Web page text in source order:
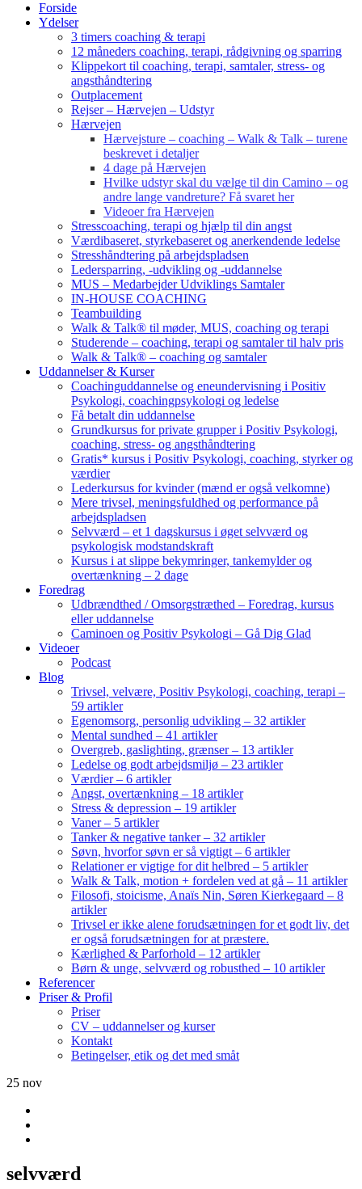
Forside
Ydelser
3 timers coaching & terapi
12 måneders coaching, terapi, rådgivning og sparring
Klippekort til coaching, terapi, samtaler, stress- og
angsthåndtering
Outplacement
Rejser – Hærvejen – Udstyr
Hærvejen
Hærvejsture – coaching – Walk & Talk – turene
beskrevet i detaljer
4 dage på Hærvejen
Hvilke udstyr skal du vælge til din Camino – og
andre lange vandreture? Få svaret her
Videoer fra Hærvejen
Stresscoaching, terapi og hjælp til din angst
Værdibaseret, styrkebaseret og anerkendende ledelse
Stresshåndtering på arbejdspladsen
Ledersparring, -udvikling og -uddannelse
MUS – Medarbejder Udviklings Samtaler
IN-HOUSE COACHING
Teambuilding
Walk & Talk® til møder, MUS, coaching og terapi
Studerende – coaching, terapi og samtaler til halv pris
Walk & Talk® – coaching og samtaler
Uddannelser & Kurser
Coachinguddannelse og eneundervisning i Positiv
Psykologi, coachingpsykologi og ledelse
Få betalt din uddannelse
Grundkursus for private grupper i Positiv Psykologi,
coaching, stress- og angsthåndtering
Gratis* kursus i Positiv Psykologi, coaching, styrker og
værdier
Lederkursus for kvinder (mænd er også velkomne)
Mere trivsel, meningsfuldhed og performance på
arbejdspladsen
Selvværd – et 1 dagskursus i øget selvværd og
psykologisk modstandskraft
Kursus i at slippe bekymringer, tankemylder og
overtænkning – 2 dage
Foredrag
Udbrændthed / Omsorgstræthed – Foredrag, kursus
eller uddannelse
Caminoen og Positiv Psykologi – Gå Dig Glad
Videoer
Podcast
Blog
Trivsel, velvære, Positiv Psykologi, coaching, terapi –
59 artikler
Egenomsorg, personlig udvikling – 32 artikler
Mental sundhed – 41 artikler
Overgreb, gaslighting, grænser – 13 artikler
Ledelse og godt arbejdsmiljø – 23 artikler
Værdier – 6 artikler
Angst, overtænkning – 18 artikler
Stress & depression – 19 artikler
Vaner – 5 artikler
Tanker & negative tanker – 32 artikler
Søvn, hvorfor søvn er så vigtigt – 6 artikler
Relationer er vigtige for dit helbred – 5 artikler
Walk & Talk, motion + fordelen ved at gå – 11 artikler
Filosofi, stoicisme, Anaïs Nin, Søren Kierkegaard – 8
artikler
Trivsel er ikke alene forudsætningen for et godt liv, det
er også forudsætningen for at præstere.
Kærlighed & Parforhold – 12 artikler
Børn & unge, selvværd og robusthed – 10 artikler
Referencer
Priser & Profil
Priser
CV – uddannelser og kurser
Kontakt
Betingelser, etik og det med småt
25 nov
selvværd